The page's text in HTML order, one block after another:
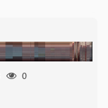
0